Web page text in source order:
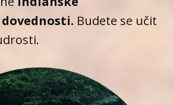
Budete se učit